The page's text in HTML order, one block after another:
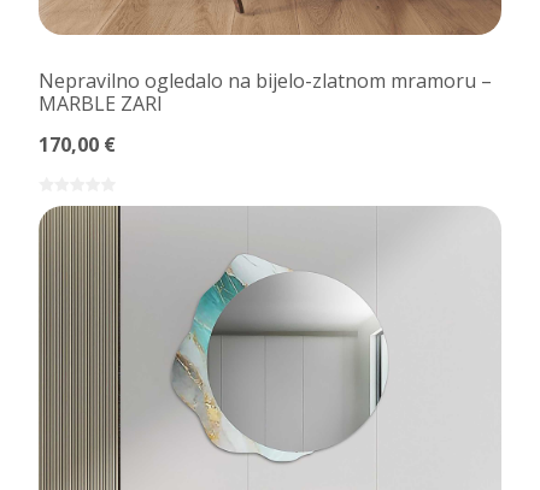
Nepravilno ogledalo na bijelo-zlatnom mramoru –
MARBLE ZARI
170,00 €